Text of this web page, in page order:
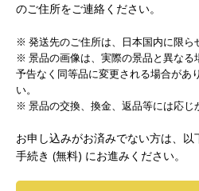
のご住所をご連絡ください。
※ 発送先のご住所は、日本国内に限ら
※ 景品の画像は、実際の景品と異なる
予告なく同等品に変更される場合があ
い。
※ 景品の交換、換金、返品等には応じ
お申し込みがお済みでない方は、
手続き (無料) にお進みください。